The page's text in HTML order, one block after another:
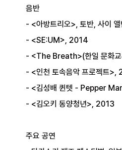
음반
- <아방트리오>, 토반, 사이
- <SE:UM>, 2014
- <The Breath>(한일 문화
- <인천 토속음악 프로젝트>,
- <김성배 퀸텟 - Pepper
- <김오키 동양청년>, 2013
주요 공연